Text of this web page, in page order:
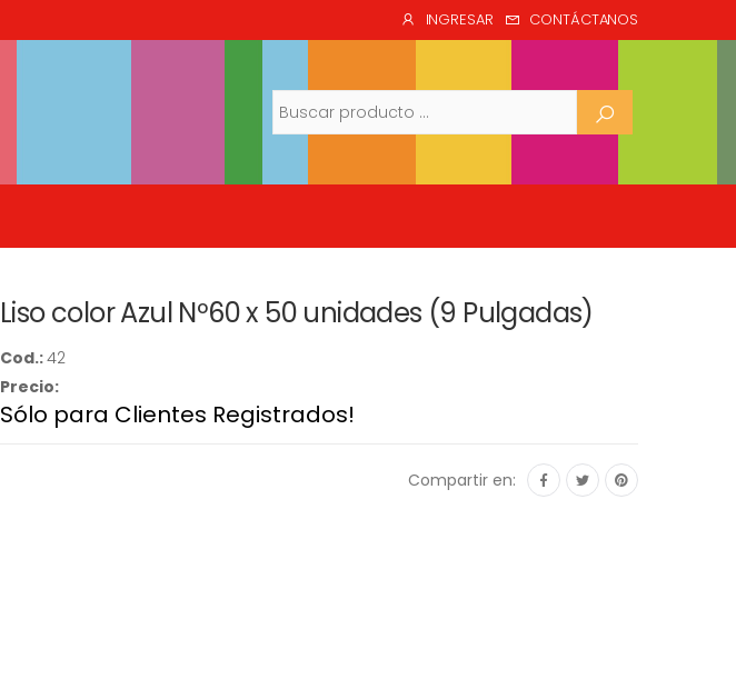
INGRESAR CONTÁCTANOS
Buscar
Liso color Azul Nº60 x 50 unidades (9 Pulgadas)
Cod.:42
Precio:
Sólo para Clientes Registrados!
Compartir en: